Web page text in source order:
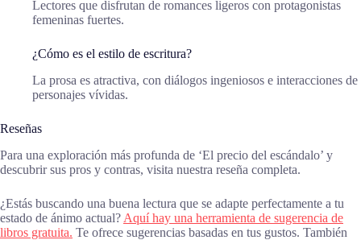
Lectores que disfrutan de romances ligeros con protagonistas
femeninas fuertes.
¿Cómo es el estilo de escritura?
La prosa es atractiva, con diálogos ingeniosos e interacciones de
personajes vívidas.
Reseñas
Para una exploración más profunda de ‘El precio del escándalo’ y
descubrir sus pros y contras, visita nuestra reseña completa.
¿Estás buscando una buena lectura que se adapte perfectamente a tu
estado de ánimo actual? Aquí hay una herramienta de sugerencia de
libros gratuita. Te ofrece sugerencias basadas en tus gustos. También